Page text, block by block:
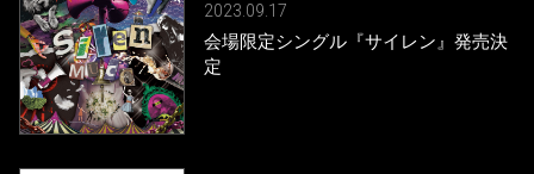
2023.09.17
会場限定シングル『サイレン』発売決
定